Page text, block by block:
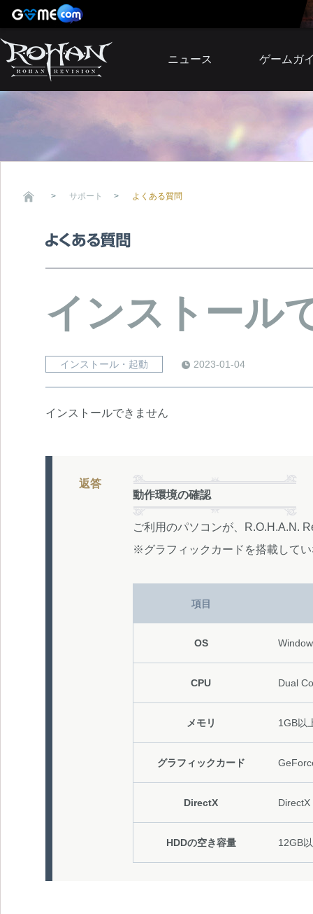
ニュース
アップデート
ゲームガ
サポート よくある質問
インストール
インストール・起動 2023-01-04
インストールできません
返答
動作環境の確認
ご利用のパソコンが、R.O.H.A.N.
※グラフィックカードを搭載して
項目
OS
CPU Dual
メモリ 1GB以
グラフィックカード
DirectX DirectX
HDDの空き容量 12GB